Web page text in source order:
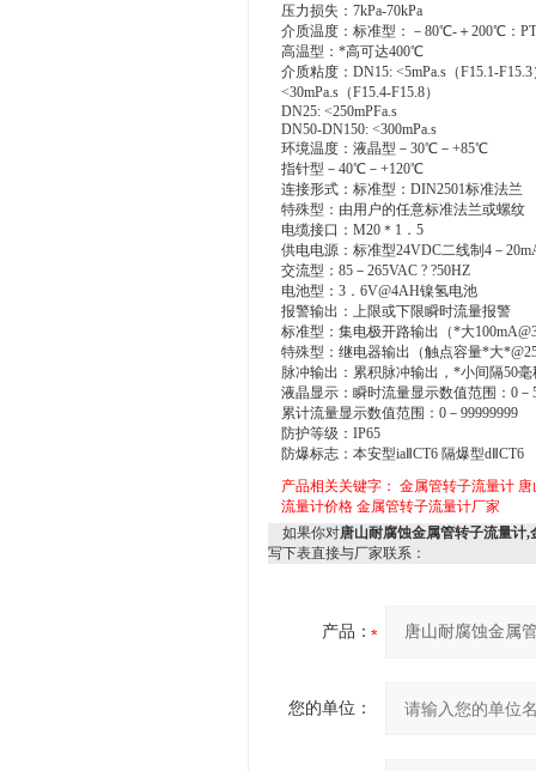
压力损失：7kPa-70kPa
介质温度：标准型：－80℃-＋200℃：
高温型：*高可达400℃
介质粘度：DN15: <5mPa.s（F15.1-F15.3
<30mPa.s（F15.4-F15.8）
DN25: <250mPFa.s
DN50-DN150: <300mPa.s
环境温度：液晶型－30℃－+85℃
指针型－40℃－+120℃
连接形式：标准型：DIN2501标准法兰
特殊型：由用户的任意标准法兰或螺纹
电缆接口：M20＊1．5
供电电源：标准型24VDC二线制4－
交流型：85－265VAC ? ?50HZ
电池型：3．6V@4AH镍氢电池
报警输出：上限或下限瞬时流量报警
标准型：集电极开路输出（*大
特殊型：继电器输出（触点容量*大
脉冲输出：累积脉冲输出，*小间隔50毫
液晶显示：瞬时流量显示数值范围：0－
累计流量显示数值范围：0－99999999
防护等级：IP65
防爆标志：本安型iaⅡCT6 隔爆型dⅡCT6
产品相关关键字： 金属管转子流量计 唐
流量计价格 金属管转子流量计厂家
如果你对唐山耐腐蚀金属管转子流量计
写下表直接与厂家联系：
产品：
您的单位：